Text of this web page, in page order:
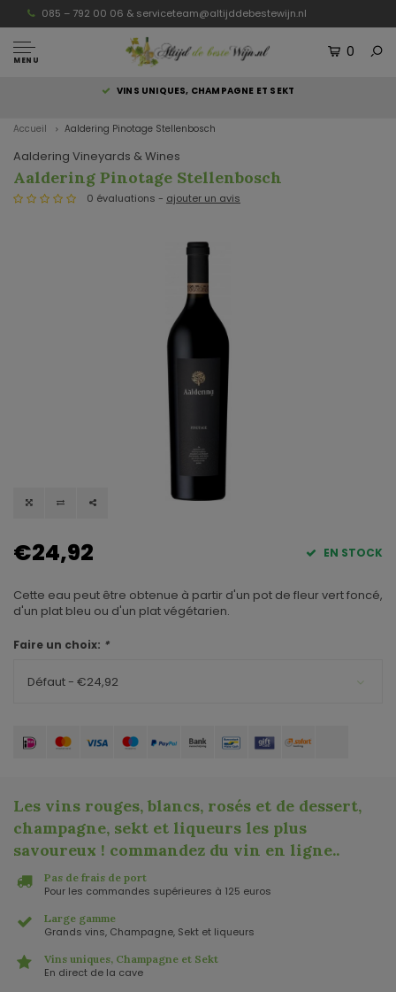
085 – 792 00 06 & serviceteam@altijddebestewijn.nl
MENU
0
VINS UNIQUES, CHAMPAGNE ET SEKT
Accueil Aaldering Pinotage Stellenbosch
Aaldering Vineyards & Wines
Aaldering Pinotage Stellenbosch
0 évaluations - ajouter un avis
€24,92 EN STOCK
Cette eau peut être obtenue à partir d'un pot de fleur vert foncé,
d'un plat bleu ou d'un plat végétarien.
Faire un choix: *
Défaut - €24,92
Les vins rouges, blancs, rosés et de dessert,
champagne, sekt et liqueurs les plus
savoureux ! commandez du vin en ligne..
Pas de frais de port
Pour les commandes supérieures à 125 euros
Large gamme
Grands vins, Champagne, Sekt et liqueurs
Vins uniques, Champagne et Sekt
En direct de la cave